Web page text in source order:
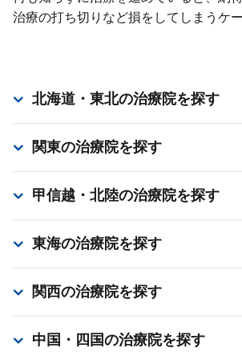
治療の打ち切りなど損をしてしまうケ
北海道・東北の治療院を探す
関東の治療院を探す
甲信越・北陸の治療院を探す
東海の治療院を探す
関西の治療院を探す
中国・四国の治療院を探す